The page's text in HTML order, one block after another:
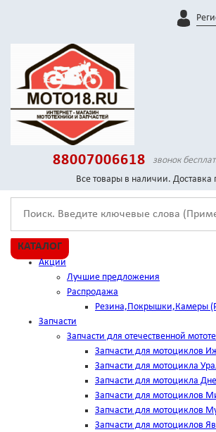
88007006618
звонок
Все товары в наличии. Доставка
КАТАЛОГ
Акции
Лучшие предложения
Распродажа
Резина,Покрышки,Камеры
Запчасти
Запчасти для отечественной
Запчасти для мотоциклов
Запчасти для мотоцикла
Запчасти для мотоцикла
Запчасти для мотоциклов
Запчасти для мотоциклов
Запчасти для мотоциклов